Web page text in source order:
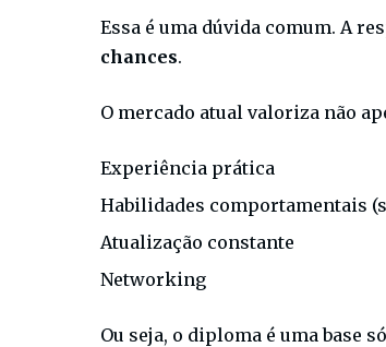
Essa é uma dúvida comum. A
chances.
O mercado atual valoriza não
Experiência prática
Habilidades comportamentais
Atualização constante
Networking
Ou seja, o diploma é uma base